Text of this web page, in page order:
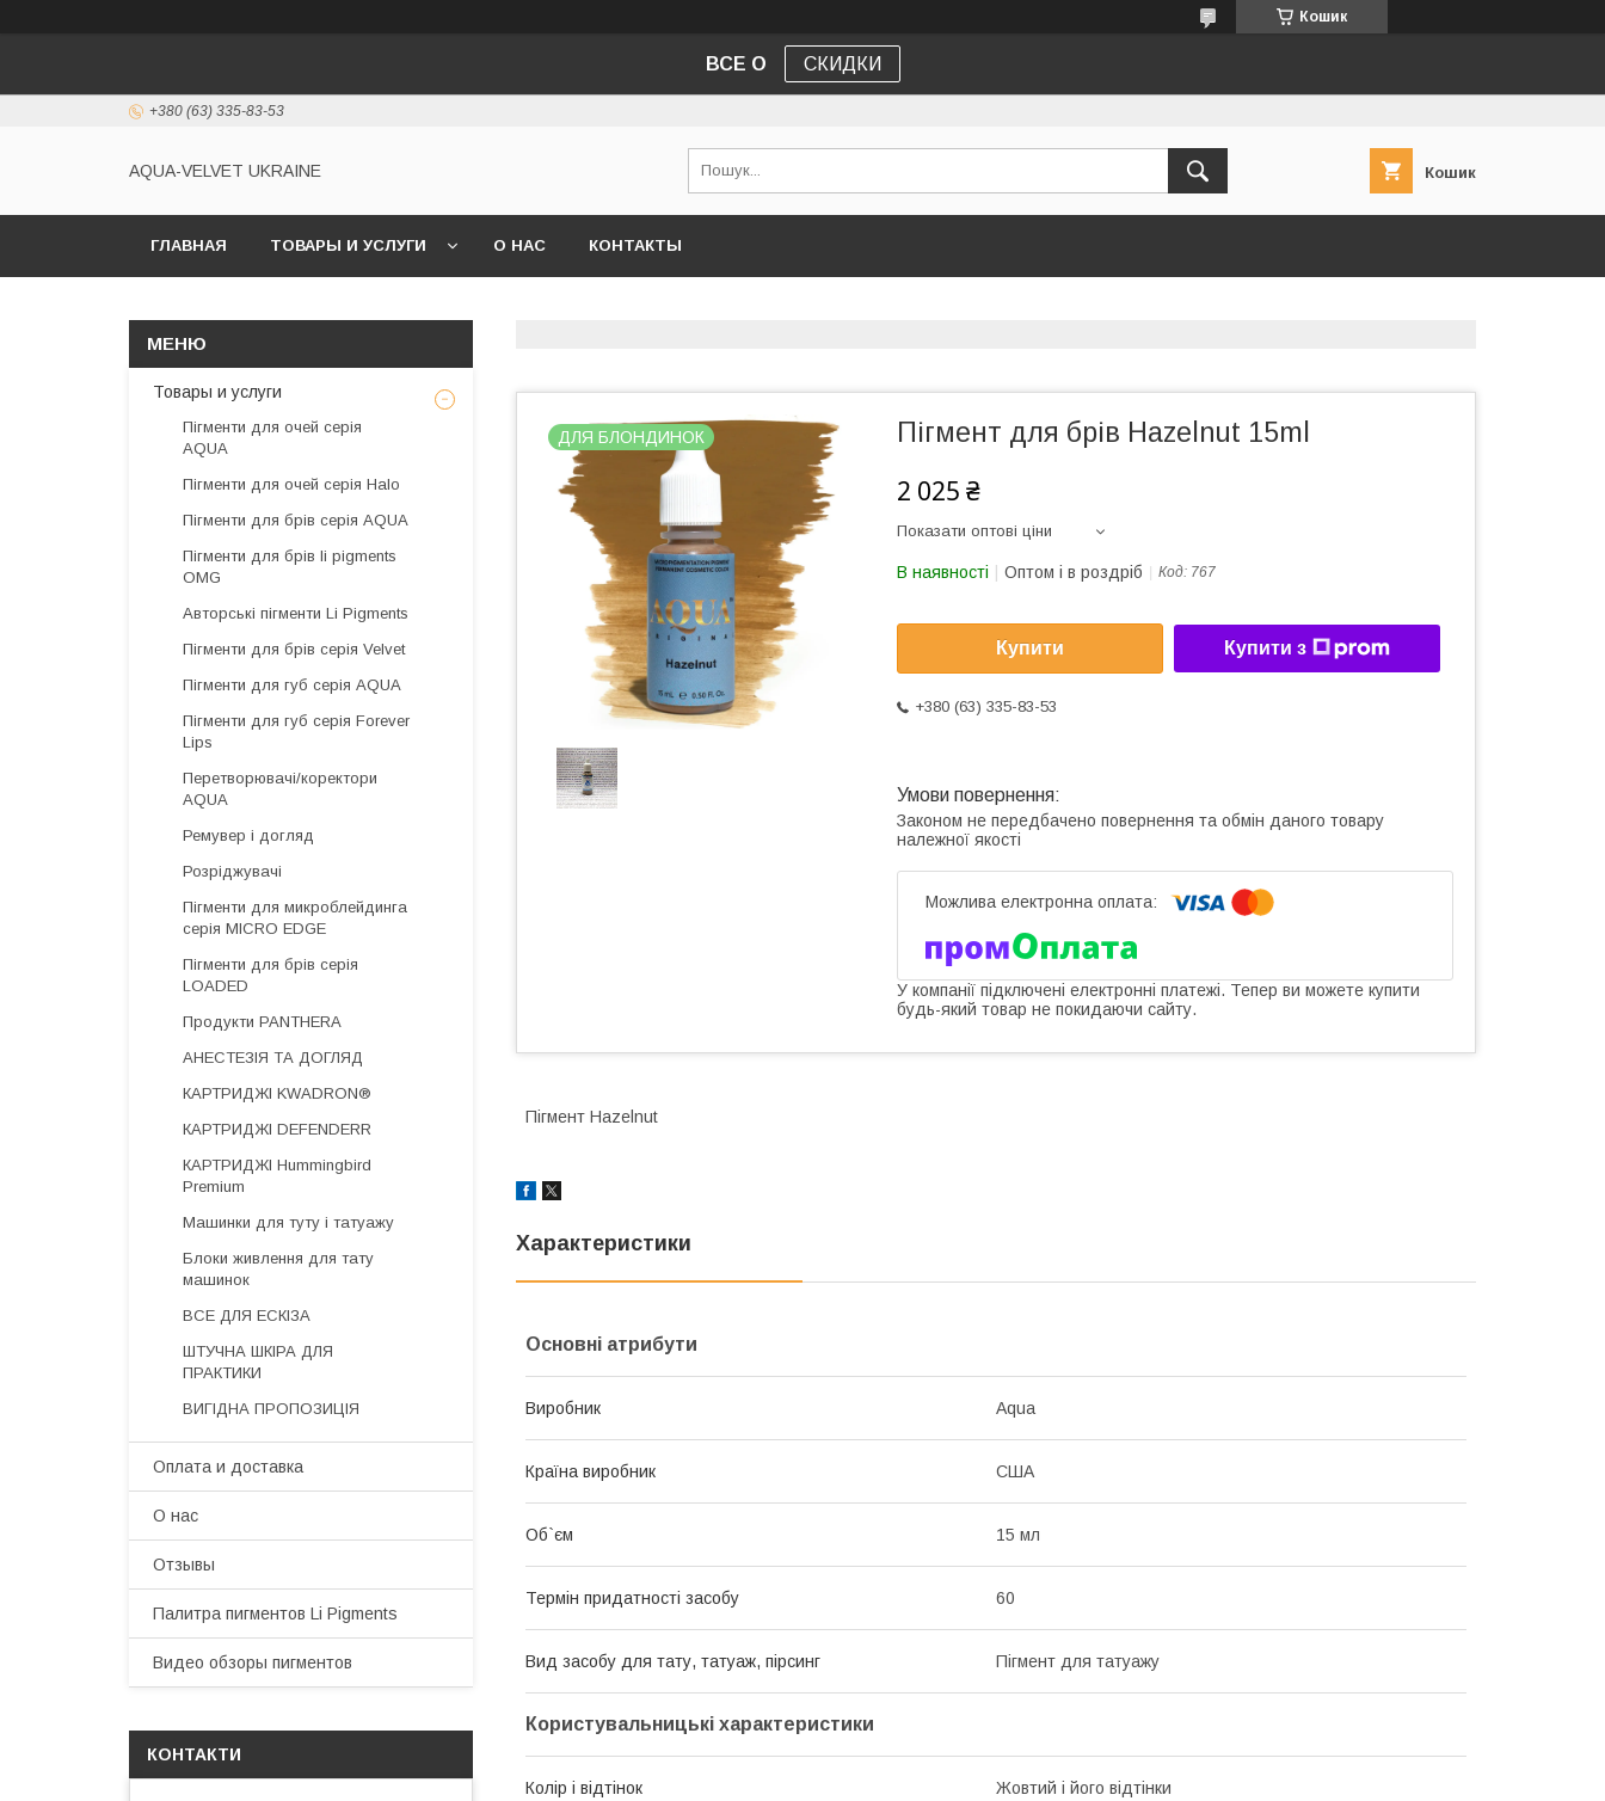
Кошик
ВСЕ О СКИДКИ
+380 (63) 335-83-53
AQUA-VELVET UKRAINE Кошик
ГЛАВНАЯ ТОВАРЫ И УСЛУГИ О НАС КОНТАКТЫ
ДЛЯ БЛОНДИНОК Пігмент для брів Hazelnut 15ml
2 025 ₴
Показати оптові ціни
В наявності Оптом і в роздріб Код: 767
Купити Купити з
+380 (63) 335-83-53
Законом не передбачено повернення та обмін даного товару
належної якості
У компанії підключені електронні платежі. Тепер ви можете купити
будь-який товар не покидаючи сайту.
Пігмент Hazelnut
Характеристики
Основні атрибути
Виробник Aqua
Країна виробник США
Об`єм 15 мл
Термін придатності засобу 60
Вид засобу для тату, татуаж, пірсинг Пігмент для татуажу
Користувальницькі характеристики
Колір і відтінок Жовтий і його відтінки
Товары и услуги
Пігменти для очей серія
AQUA
Пігменти для очей серія Halo
Пігменти для брів серія AQUA
Пігменти для брів li pigments
OMG
Авторські пігменти Li Pigments
Пігменти для брів серія Velvet
Пігменти для губ серія AQUA
Пігменти для губ серія Forever
Lips
Перетворювачі/коректори
AQUA
Ремувер і догляд
Розріджувачі
Пігменти для микроблейдинга
серія MICRO EDGE
Пігменти для брів серія
LOADED
Продукти PANTHERA
АНЕСТЕЗІЯ ТА ДОГЛЯД
КАРТРИДЖІ KWADRON®
КАРТРИДЖІ DEFENDERR
КАРТРИДЖІ Hummingbird
Premium
Машинки для туту і татуажу
Блоки живлення для тату
машинок
ВСЕ ДЛЯ ЕСКІЗА
ШТУЧНА ШКІРА ДЛЯ
ПРАКТИКИ
ВИГІДНА ПРОПОЗИЦІЯ
Оплата и доставка
О нас
Отзывы
Палитра пигментов Li Pigments
Видео обзоры пигментов
КОНТАКТИ